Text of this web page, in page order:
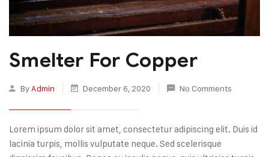
Smelter For Copper
By Admin December 6, 2020 No Comments
Lorem ipsum dolor sit amet, consectetur adipiscing elit. Duis id
lacinia turpis, mollis vulputate neque. Sed scelerisque